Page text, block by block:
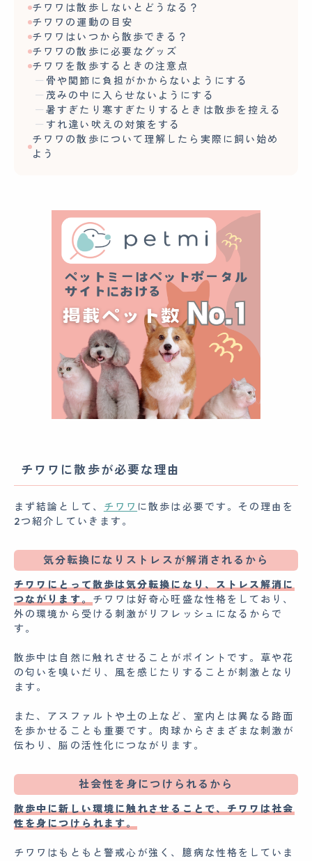
チワワは散歩しないとどうなる？
チワワの運動の目安
チワワはいつから散歩できる？
チワワの散歩に必要なグッズ
チワワを散歩するときの注意点
骨や関節に負担がかからないようにする
茂みの中に入らせないようにする
暑すぎたり寒すぎたりするときは散歩を控える
すれ違い吠えの対策をする
チワワの散歩について理解したら実際に飼い始め
よう
チワワに散歩が必要な理由
まず結論として、 チワワ に散歩は必要です。その理由を
2つ紹介していきます。
気分転換になりストレスが解消されるから
チワワにとって散歩は気分転換になり、ストレス解消に
つながります。チワワは好奇心旺盛な性格をしており、
外の環境から受ける刺激がリフレッシュになるからで
す。
散歩中は自然に触れさせることがポイントです。草や花
の匂いを嗅いだり、風を感じたりすることが刺激となり
ます。
また、アスファルトや土の上など、室内とは異なる路面
を歩かせることも重要です。肉球からさまざまな刺激が
伝わり、脳の活性化につながります。
社会性を身につけられるから
散歩中に新しい環境に触れさせることで、チワワは社会
性を身につけられます。
チワワはもともと警戒心が強く、臆病な性格をしていま